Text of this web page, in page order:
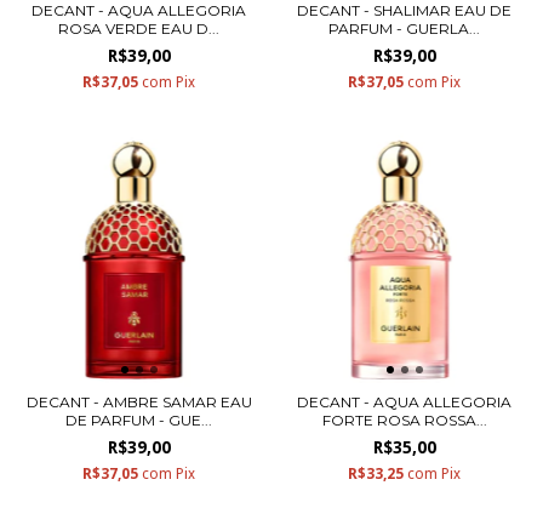
DECANT - AQUA ALLEGORIA
ROSA VERDE EAU D...
R$39,00
R$37,05 com Pix
DECANT - SHALIMAR EAU DE
PARFUM - GUERLA...
R$39,00
R$37,05 com Pix
DECANT - AMBRE SAMAR EAU
DE PARFUM - GUE...
R$39,00
R$37,05 com Pix
DECANT - AQUA ALLEGORIA
FORTE ROSA ROSSA...
R$35,00
R$33,25 com Pix